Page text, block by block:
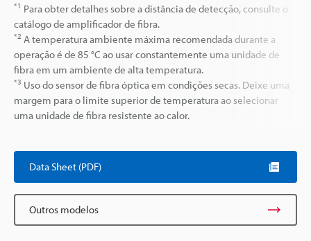
*1 Para obter detalhes sobre a distância de detecção, consulte o
catálogo de amplificador de fibra.
*2 A temperatura ambiente máxima recomendada durante a
operação é de 85 °C ao usar constantemente uma unidade de
fibra em um ambiente de alta temperatura.
*3 Uso do sensor de fibra óptica em condições secas. Deixe uma
margem para o limite superior de temperatura ao selecionar
uma unidade de fibra resistente ao calor.
Data Sheet (PDF)
Outros modelos